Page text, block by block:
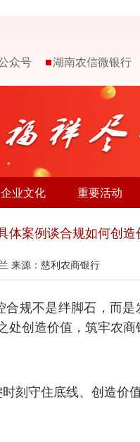
众号 湖南农信微银行
企业文化 重要活动
案例谈合规如何创造
来源：慈利农商银行
规不是绊脚石，而是
创造价值，筑牢农商
刻守住底线、创造价值